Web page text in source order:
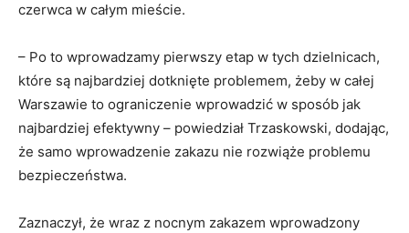
czerwca w całym mieście.
– Po to wprowadzamy pierwszy etap w tych dzielnicach,
które są najbardziej dotknięte problemem, żeby w całej
Warszawie to ograniczenie wprowadzić w sposób jak
najbardziej efektywny – powiedział Trzaskowski, dodając,
że samo wprowadzenie zakazu nie rozwiąże problemu
bezpieczeństwa.
Zaznaczył, że wraz z nocnym zakazem wprowadzony